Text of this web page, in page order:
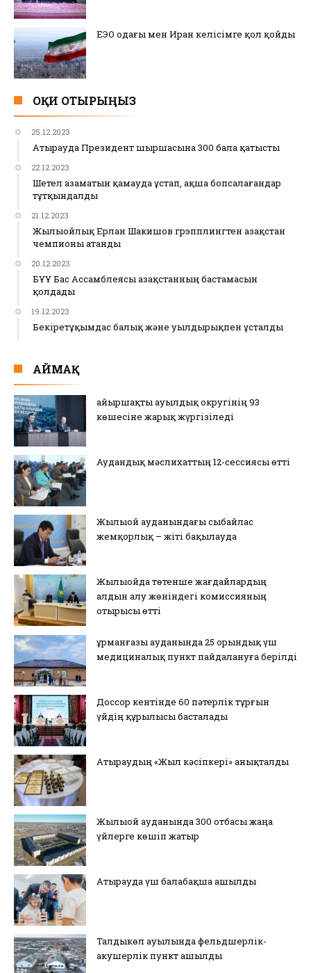
ЕЭО одағы мен Иран келісімге қол қойды
ОҚИ ОТЫРЫҢЫЗ
25.12.2023
Атырауда Президент шыршасына 300 бала қатысты
22.12.2023
Шетел азаматын қамауда ұстап, ақша бопсалағандар
тұтқындалды
21.12.2023
Жылыойлық Ерлан Шакишов грэпплингтен Қазақстан
чемпионы атанды
20.12.2023
БҰҰ Бас Ассамблеясы Қазақстанның бастамасын
қолдады
19.12.2023
Бекіретұқымдас балық және уылдырықпен ұсталды
АЙМАҚ
Қайыршақты ауылдық округінің 93
көшесіне жарық жүргізіледі
Аудандық мәслихаттың 12-сессиясы өтті
Жылыой ауданындағы сыбайлас
жемқорлық – жіті бақылауда
Жылыойда төтенше жағдайлардың
алдын алу жөніндегі комиссияның
отырысы өтті
Құрманғазы ауданында 25 орындық үш
медициналық пункт пайдалануға берілді
Доссор кентінде 60 пәтерлік тұрғын
үйдің құрылысы басталады
Атыраудың «Жыл кәсіпкері» анықталды
Жылыой ауданында 300 отбасы жаңа
үйлерге көшіп жатыр
Атырауда үш балабақша ашылды
Талдыкөл ауылында фельдшерлік-
акушерлік пункт ашылды